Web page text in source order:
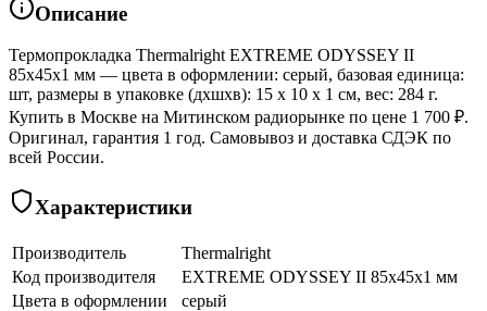
Описание
Термопрокладка Thermalright EXTREME ODYSSEY II
85x45x1 мм — цвета в оформлении: серый, базовая единица:
шт, размеры в упаковке (дхшхв): 15 x 10 x 1 см, вес: 284 г.
Купить в Москве на Митинском радиорынке по цене 1 700 ₽.
Оригинал, гарантия 1 год. Самовывоз и доставка СДЭК по
всей России.
Характеристики
Производитель
Thermalright
Код производителя
EXTREME ODYSSEY II 85x45x1 мм
Цвета в оформлении
серый